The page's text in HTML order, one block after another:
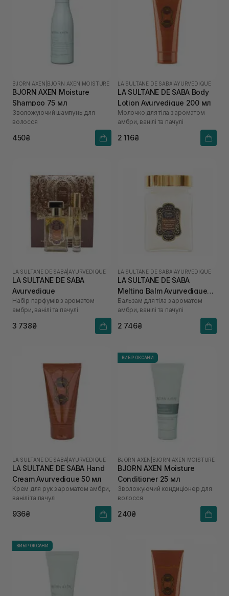
BJORN AXEN BJORN AXEN MOISTURE
BJORN AXEN Moisture
Shampoo 75 мл
Зволожуючий шампунь для
волосся
450₴
LA SULTANE DE SABA AYURVEDIQUE
LA SULTANE DE SABA Body
Lotion Ayurvedique 200 мл
Молочко для тіла з ароматом
амбри, ванілі та пачулі
2 116₴
LA SULTANE DE SABA AYURVEDIQUE
LA SULTANE DE SABA
Ayurvedique
Набір парфумів з ароматом
амбри, ванілі та пачулі
3 738₴
LA SULTANE DE SABA AYURVEDIQUE
LA SULTANE DE SABA
Melting Balm Ayurvedique
300 мл
Бальзам для тіла з ароматом
амбри, ванілі та пачулі
2 746₴
LA SULTANE DE SABA AYURVEDIQUE
LA SULTANE DE SABA Hand
Cream Ayurvedique 50 мл
Крем для рук з ароматом амбри,
ванілі та пачулі
936₴
ВИБІР ОКСАНИ
BJORN AXEN BJORN AXEN MOISTURE
BJORN AXEN Moisture
Conditioner 25 мл
Зволожуючий кондиціонер для
волосся
240₴
ВИБІР ОКСАНИ